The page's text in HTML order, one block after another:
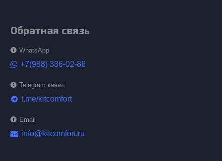
Обратная связь
WhatsApp
+7(988) 336-02-86
Telegram канал
telegram t.me/kitcomfort
Email
info@kitcomfort.ru